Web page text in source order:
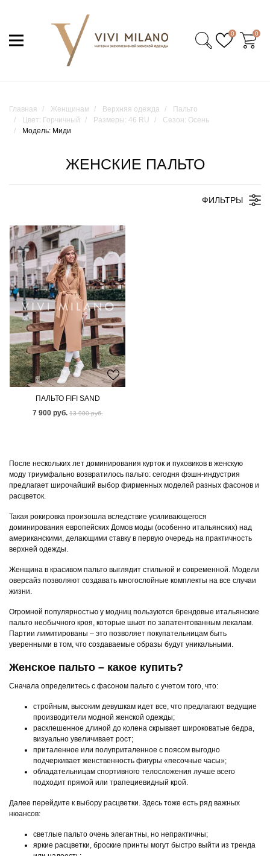
0 0
Главная Женщинам Верхняя одежда
Пальто
Цвет: Горчичный
Размеры: 46 RU
Сезон: Осень
Модель: Миди
ЖЕНСКИЕ ПАЛЬТО
ФИЛЬТРЫ
ПАЛЬТО FIFI SAND
7 900 руб. 13 900 руб.
После нескольких лет доминирования курток и пуховиков в женскую
моду триумфально возвратилось пальто: сегодня фэшн-индустрия
предлагает широчайший выбор фирменных моделей разных фасонов и
расцветок.
Такая рокировка произошла вследствие усиливающегося
доминирования европейских Домов моды (особенно итальянских) над
американскими, делающими ставку в первую очередь на практичность
верхней одежды.
Женщина в красивом пальто выглядит стильной и современной. Модели
оверсайз позволяют создавать многослойные комплекты на все случаи
жизни.
Огромной популярностью у модниц пользуются брендовые итальянские
пальто необычного кроя, которые шьют по запатентованным лекалам.
Партии лимитированы – это позволяет покупательницам быть
уверенными в том, что создаваемые образы будут уникальными.
Женское пальто – какое купить?
Сначала определитесь с фасоном пальто с учетом того, что:
стройным, высоким девушкам идет все, что предлагают ведущие
производители модной женской одежды;
расклешенное длиной до колена скрывает широковатые бедра,
визуально увеличивает рост;
приталенное или полуприталенное с поясом выгодно
подчеркивает женственность фигуры «песочные часы»;
обладательницам спортивного телосложения лучше всего
подходит прямой или трапециевидный крой.
Далее перейдите к выбору расцветки. Здесь тоже есть ряд важных
нюансов:
светлые пальто очень элегантны, но непрактичны;
яркие расцветки, броские принты могут быстро выйти из тренда